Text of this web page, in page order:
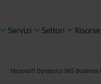
Servizi Settori Risorse
Microsoft Dynamics 365